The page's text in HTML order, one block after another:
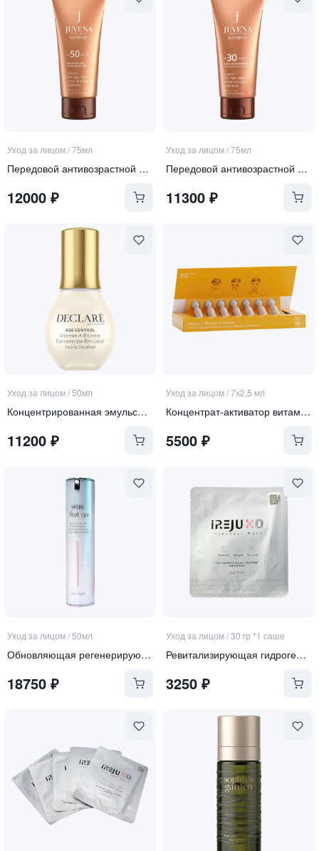
Уход за лицом/75мл
Передовой антивозрастной крем для лица SPF 50
12000 ₽
Уход за лицом/75мл
Передовой антивозрастной крем для лица SPF 30
11300₽
Уход за лицом/50мл
Концентрированная эмульсия-активатор витамина А 3-в-1 для зоны лица, шеи и декольте "Vitamin А booste"
11200 ₽
Уход за лицом/7х2,5 мл
Концентрат-активатор витамина А для чувствительной кожи
5500₽
Уход за лицом/50мл
Обновляющая регенерирующая сыворотка со спикулами
18750 ₽
Уход за лицом/30 гр *1 саше
Ревитализирующая гидрогелевая маска с экзосомами и ПДРН
3250₽